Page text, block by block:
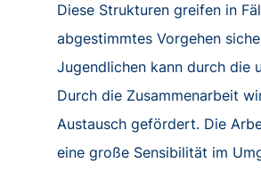
Diese Strukturen greifen in
abgestimmtes Vorgehen
Jugendlichen kann durch die
Durch die Zusammenarbeit
Austausch gefördert. Die
eine große Sensibilität im